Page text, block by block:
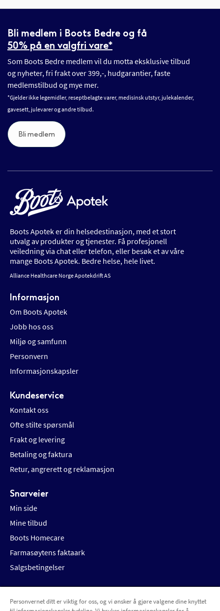
Bli medlem i Boots Bedre og få
50% på en valgfri vare*
Som Boots Bedre medlem vil du motta eksklusive tilbud
og nyheter, fri frakt over 399,-, hudgarantier, faste
medlemstilbud og mye mer.
*Gjelder ikke legemidler, reseptbelagte varer, medisinsk utstyr, julekalender,
gavesett, julevarer og andre tilbud.
Bli medlem
Boots Apotek er din helsedestinasjon, med et stort
utvalg av produkter og tjenester. Få profesjonell
veiledning via chat eller telefon, eller besøk et av våre
mange Boots Apotek. Bedre helse, hele livet.
Alliance Healthcare Norge Apotekdrift AS
Informasjon
Om Boots Apotek
Jobb hos oss
Miljø og samfunn
Personvern
Informasjonskapsler
Kundeservice
Kontakt oss
Ofte stilte spørsmål
Frakt og levering
Betaling og faktura
Retur, angrerett og reklamasjon
Snarveier
Min side
Mine tilbud
Boots Homecare
Farmasøytens faktaark
Salgsbetingelser
Betalingsalternativer Leveringsalternativer
Personvernet ditt er viktig for oss, og vi ønsker å gjøre valgene dine knyttet